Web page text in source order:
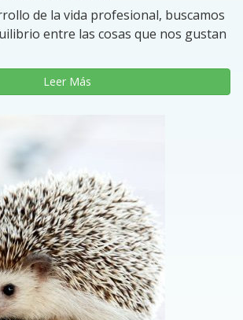
de la vida profesional, buscamos
entre las cosas que nos gustan
Leer Más